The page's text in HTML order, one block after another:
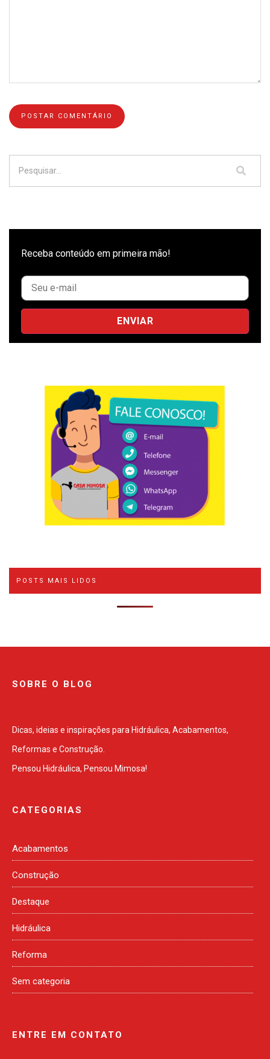
Receba conteúdo em primeira mão!
POSTS MAIS LIDOS
SOBRE O BLOG
Dicas, ideias e inspirações para Hidráulica, Acabamentos,
Reformas e Construção.
Pensou Hidráulica, Pensou Mimosa!
CATEGORIAS
Acabamentos
Construção
Destaque
Hidráulica
Reforma
Sem categoria
ENTRE EM CONTATO